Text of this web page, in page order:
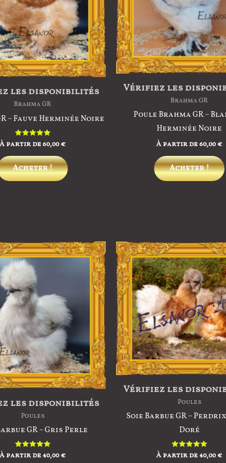
les disponibilités
Brahma GR
– Fauve Herminée Noire
Note
sur 5
À partir de60,00€
Acheter !
produit
options
peuvent
choisies
la
page
du
produit
Vérifiez les
Brahma GR
Poule Brahma GR –
Herminée Noire
À partir de60,00€
Acheter !
les disponibilités
Poules
GR – Gris Perle
Note
À partir de40,00€
Vérifiez les
Poules
Soie Barbue GR –
Doré
Note
À partir de40,00€